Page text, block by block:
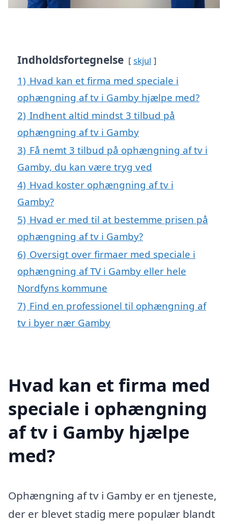
Indholdsfortegnelse skjul
1) Hvad kan et firma med speciale i
ophængning af tv i Gamby hjælpe med?
2) Indhent altid mindst 3 tilbud på
ophængning af tv i Gamby
3) Få nemt 3 tilbud på ophængning af tv i
Gamby, du kan være tryg ved
4) Hvad koster ophængning af tv i
Gamby?
5) Hvad er med til at bestemme prisen på
ophængning af tv i Gamby?
6) Oversigt over firmaer med speciale i
ophængning af TV i Gamby eller hele
Nordfyns kommune
7) Find en professionel til ophængning af
tv i byer nær Gamby
Hvad kan et firma med
speciale i ophængning
af tv i Gamby hjælpe
med?
Ophængning af tv i Gamby er en tjeneste,
der er blevet stadig mere populær blandt